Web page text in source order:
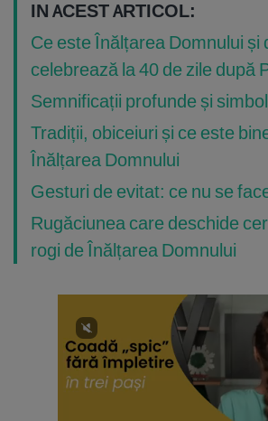
IN ACEST ARTICOL:
Ce este Înălțarea Domnului și
celebrează la 40 de zile după
Semnificații profunde și
Tradiții, obiceiuri și ce este
Înălțarea Domnului
Gesturi de evitat: ce nu se
Rugăciunea care deschide
rogi de Înălțarea Domnului